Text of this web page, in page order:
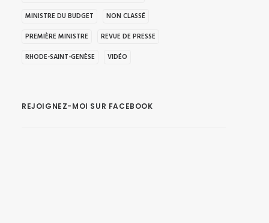
MINISTRE DU BUDGET
NON CLASSÉ
PREMIÈRE MINISTRE
REVUE DE PRESSE
RHODE-SAINT-GENÈSE
VIDÉO
REJOIGNEZ-MOI SUR FACEBOOK